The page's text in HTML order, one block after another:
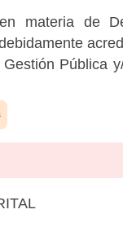
materia de
Pública